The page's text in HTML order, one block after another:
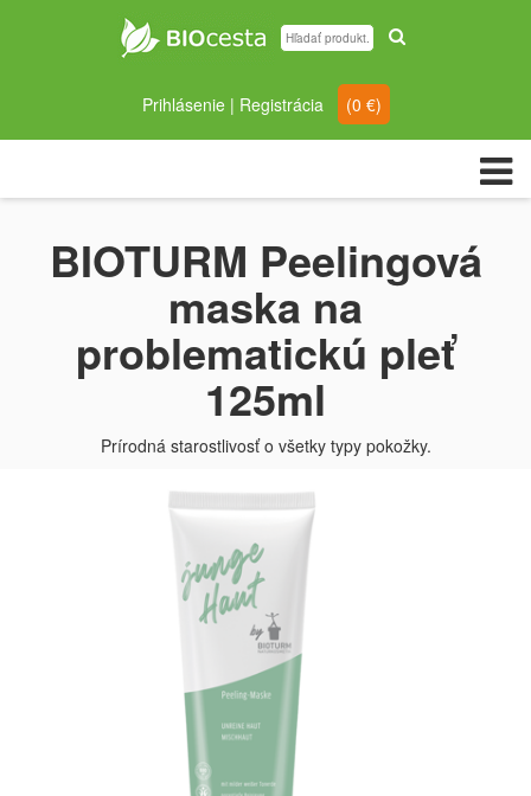
Prihlásenie| Registrácia (0 €)
BIOTURM Peelingová
maska na
problematickú pleť
125ml
Prírodná starostlivosť o všetky typy pokožky.